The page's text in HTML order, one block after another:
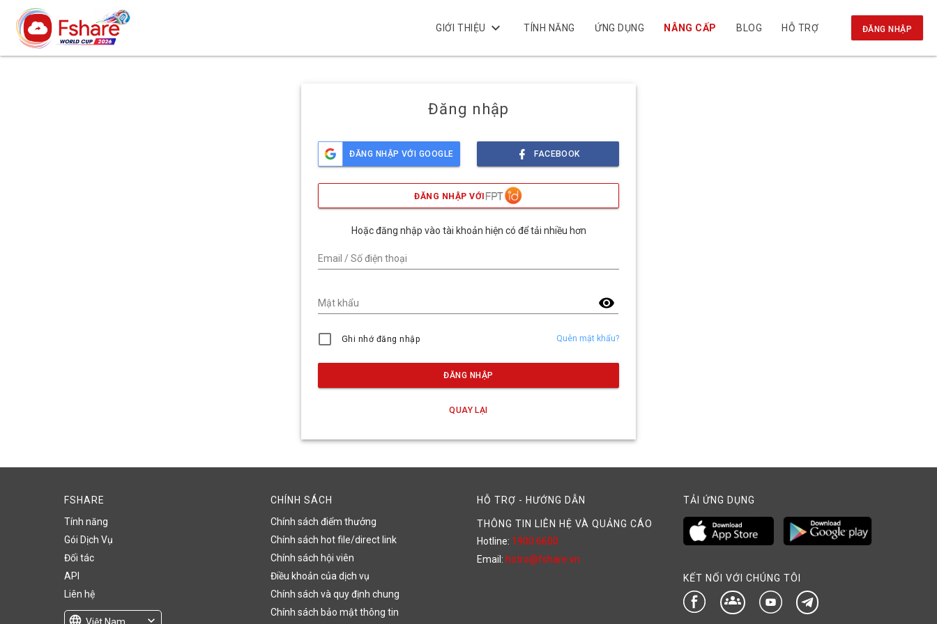
GIỚI THIỆU keyboard_arrow_down TÍNH NĂNG ỨNG DỤNG NÂNG CẤP BLOG HỖ TRỢ ĐĂNG NHẬP
Đăng nhập
ĐĂNG NHẬP VỚI GOOGLE FACEBOOK
ĐĂNG NHẬP VỚI
Hoặc đăng nhập vào tài khoản hiện có để tải nhiều hơn
Email / Số điện thoại
visibility
Mật khẩu
Ghi nhớ đăng nhập Quên mật khẩu?
ĐĂNG NHẬP
QUAY LẠI
FSHARE
Tính năng
Gói Dịch Vụ
Đối tác
API
Liên hệ
language Việt Nam expand_more
CHÍNH SÁCH
Chính sách điểm thưởng
Chính sách hot file/direct link
Chính sách hội viên
Điều khoản của dịch vụ
Chính sách và quy định chung
Chính sách bảo mật thông tin
HỖ TRỢ - HƯỚNG DẪN
THÔNG TIN LIÊN HỆ VÀ QUẢNG CÁO
Hotline: 1900 6600
Email: hotro@fshare.vn
TẢI ỨNG DỤNG
KẾT NỐI VỚI CHÚNG TÔI
groups